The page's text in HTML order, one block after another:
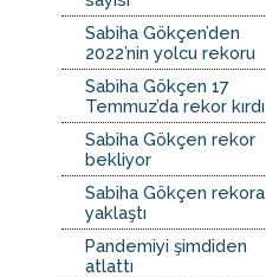
Sabiha Gökçen’den
2022’nin yolcu rekoru
Sabiha Gökçen 17
Temmuz’da rekor kırdı
Sabiha Gökçen rekor
bekliyor
Sabiha Gökçen rekora
yaklaştı
Pandemiyi şimdiden
atlattı